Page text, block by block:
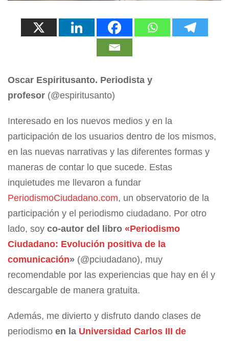
Oscar Espiritusanto. Periodista y
profesor (@espiritusanto)
Interesado en los nuevos medios y en la
participación de los usuarios dentro de los mismos,
en las nuevas narrativas y las diferentes formas y
maneras de contar lo que sucede. Estas
inquietudes me llevaron a fundar
PeriodismoCiudadano.com, un observatorio de la
participación y el periodismo ciudadano. Por otro
lado, soy co-autor del libro «Periodismo
Ciudadano: Evolución positiva de la
comunicación» (@pciudadano), muy
recomendable por las experiencias que hay en él y
descargable de manera gratuita.
Además, me divierto y disfruto dando clases de
periodismo en la Universidad Carlos III de